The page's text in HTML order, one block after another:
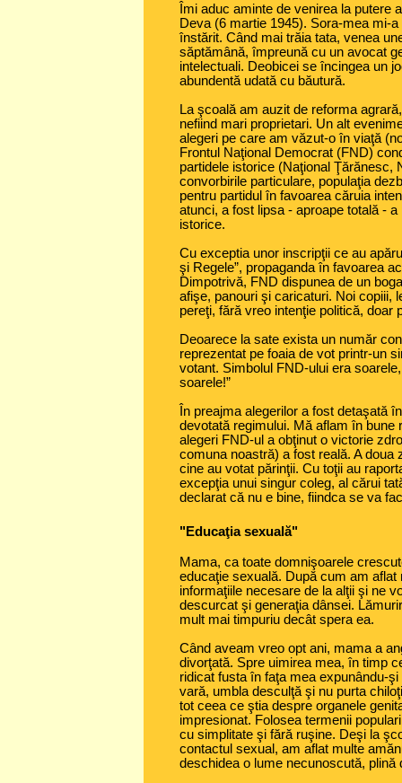
Îmi aduc aminte de venirea la putere
Deva (6 martie 1945). Sora-mea mi-
înstărit. Când mai trăia tata, venea
săptămână, împreună cu un avocat
intelectuali. Deobicei se încingea un
abundentă udată cu băutură.
La şcoală am auzit de reforma
nefiind mari proprietari. Un alt
alegeri pe care am văzut-o în viaţă
Frontul Naţional Democrat (FND)
partidele istorice (Naţional Ţărănesc,
convorbirile particulare, populaţia
pentru partidul în favoarea căruia
atunci, a fost lipsa - aproape totală -
istorice.
Cu exceptia unor inscripţii ce au
şi Regele”, propaganda în favoarea
Dimpotrivă, FND dispunea de un
afişe, panouri şi caricaturi. Noi copiii,
pereţi, fără vreo intenţie politică, doar
Deoarece la sate exista un număr
reprezentat pe foaia de vot printr-un
votant. Simbolul FND-ului era
soarele!”
În preajma alegerilor a fost detaşată
devotată regimului. Mă aflam în bune
alegeri FND-ul a obţinut o victorie
comuna noastră) a fost reală. A doua
cine au votat părinţii. Cu toţii au
excepţia unui singur coleg, al cărui
declarat că nu e bine, fiindca se va
"Educaţia sexuală"
Mama, ca toate domnişoarele
educaţie sexuală. După cum am
informaţiile necesare de la alţii şi ne
descurcat şi generaţia dânsei.
mult mai timpuriu decât spera ea.
Când aveam vreo opt ani, mama a
divorţată. Spre uimirea mea, în timp
ridicat fusta în faţa mea expunându-
vară, umbla desculţă şi nu purta
tot ceea ce ştia despre organele
impresionat. Folosea termenii
cu simplitate şi fără ruşine. Deşi la
contactul sexual, am aflat multe
deschidea o lume necunoscută, plină